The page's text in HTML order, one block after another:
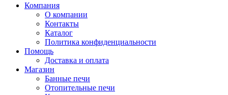
Компания
О компании
Контакты
Каталог
Политика конфиденциальности
Помощь
Доставка и оплата
Магазин
Банные печи
Отопительные печи